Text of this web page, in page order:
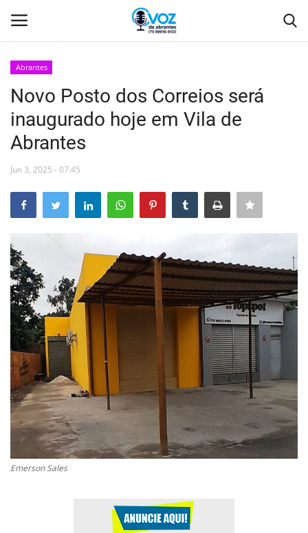
Home
Camaçari
Comércio Abrantes
Geral
Saúde
Esportes
Politica
Educação
Entretenimento
Abrantes
Novo Posto dos Correios será
inaugurado hoje em Vila de
Abrantes
Jun 3, 2025 - 07:45
Emerson Sales